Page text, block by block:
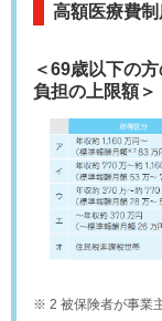
高額医療費
＜69歳以下の
負担の上限額＞
※ 2 被保険者が事業